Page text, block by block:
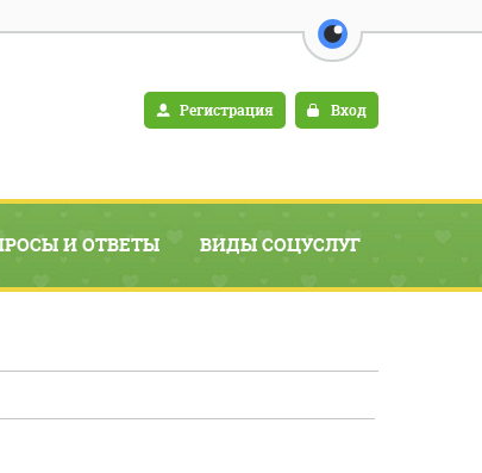
перейти на
Регистрация Вход
И ОТВЕТЫ ВИДЫ СОЦУСЛУГ